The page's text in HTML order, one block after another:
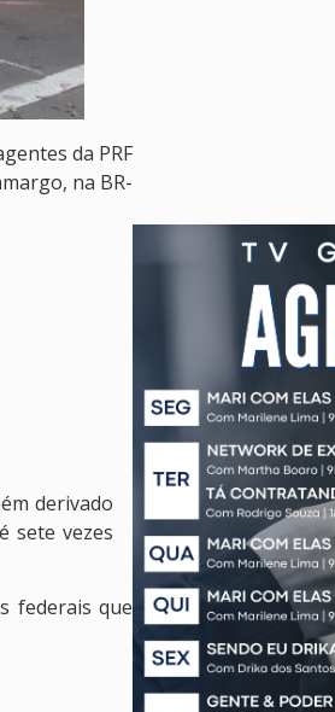
da PRF
na BR-
derivado
sete vezes
federais que